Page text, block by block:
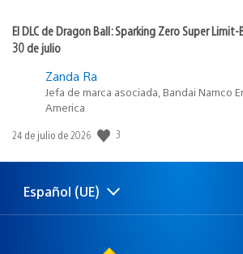
El DLC de Dragon Ball: Sparking Zero Super
30 de julio
Zanda Ra
Jefa de marca asociada, Bandai Namco
America
Fecha
publicación:
24 de julio de 2026 3
Selecciona
Región
Español (UE)